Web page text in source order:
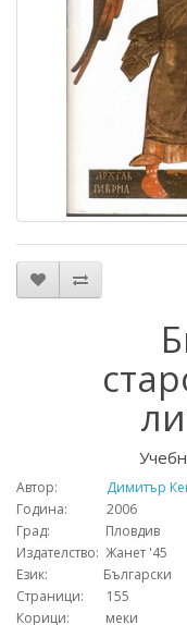
Автор:
Димитър
Година: 2006
Град: Пловдив
Издателство: Жанет '45
Език: Български
Страници: 155
Корици: меки